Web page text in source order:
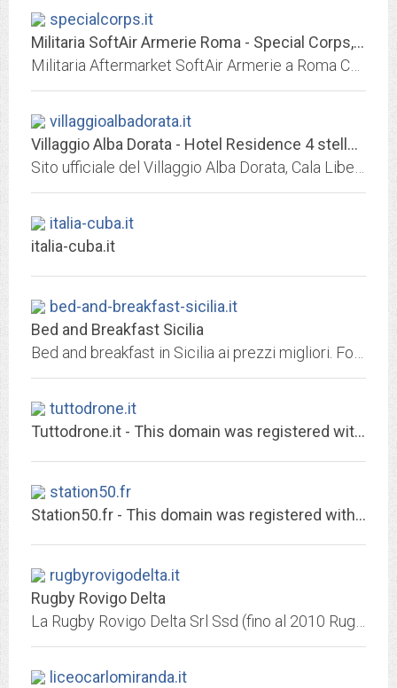
specialcorps.it
Militaria SoftAir Armerie Roma - Special Corps, Roma, softair, accessori per...
villaggioalbadorata.it
Villaggio Alba Dorata - Hotel Residence 4 stelle Cala Liberotto, Orosei
italia-cuba.it
italia-cuba.it
bed-and-breakfast-sicilia.it
Bed and Breakfast Sicilia
tuttodrone.it
Tuttodrone.it - This domain was registered with Match.it
station50.fr
Station50.fr - This domain was registered with Match.it
rugbyrovigodelta.it
Rugby Rovigo Delta
liceocarlomiranda.it